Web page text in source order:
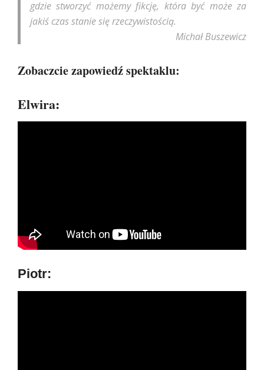
gdzie stworzyć możemy fikcję, która być może za
jakiś czas stanie się rzeczywistością.
Michał Buszewicz
Zobaczcie zapowiedź spektaklu:
Elwira:
Piotr: